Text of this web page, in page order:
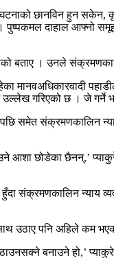
घटनाको छानविन हुन
दाहाल आफ्नो
बताए । उनले
मानवअधिकारवादी
गरिएको छ । जे गर्ने
समेत संक्रमणकालिन
छोडेका छैनन्,’
हुँदा संक्रमणकालिन
उठाए पनि अहिले कम
बनाउने हो,’